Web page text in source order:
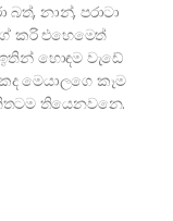
නාන්, පරාටා
කරි එහෙමෙත්
හොඳම වැඩේ
මෙයාලගෙ කෑම
තියෙනවනෙ.